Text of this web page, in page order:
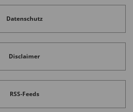
Datenschutz
Disclaimer
RSS-Feeds